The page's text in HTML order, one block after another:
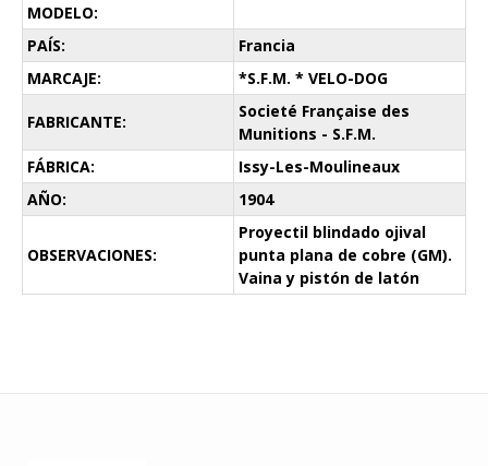
MODELO:
PAÍS:
Francia
MARCAJE:
*S.F.M. * VELO-DOG
FABRICANTE:
Societé Française des
Munitions - S.F.M.
FÁBRICA:
Issy-Les-Moulineaux
AÑO:
1904
OBSERVACIONES:
Proyectil blindado ojival
punta plana de cobre (GM).
Vaina y pistón de latón